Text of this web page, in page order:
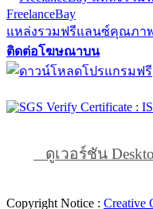
FreelanceBay
แหล่งรวมฟรีแลนซ์คุณภา
ติดต่อโฆษณาบน
ดูเวอร์ชัน
Copyright Notice : Creative